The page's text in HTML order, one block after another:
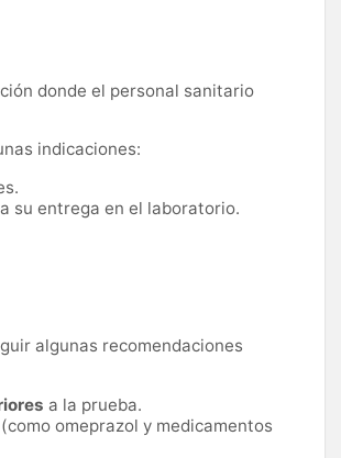
donde el personal sanitario
indicaciones:
su entrega en el laboratorio.
algunas recomendaciones
a la prueba.
(como omeprazol y medicamentos